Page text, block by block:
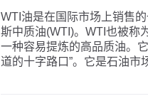
WTI油是在国际市场上销售
斯中质油(WTI)。WTI也被称
一种容易提炼的高品质油。
道的十字路口”。它是石油市